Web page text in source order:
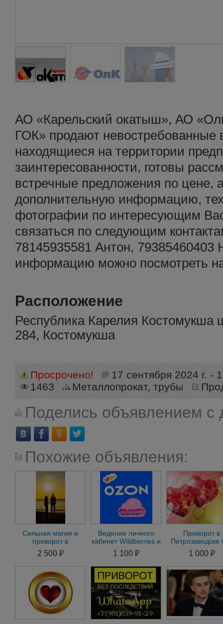
АО «Карельский окатыш», АО
ГОК» продают невостребованные
находящиеся на территории
заинтересованности, готовы
встречные предложения по цене,
дополнительную информацию,
фотографии по интересующим
связаться по следующим
78145935581 Антон, 79385460403
информацию можно посмотреть
Расположение
Республика Карелия Костомукша
284, Костомукша
Просрочено!
17 сентября 2024 г. -
1463
Металлопрокат, трубы
Поделись объявлением с
Похожие объявления:
Сильная магия и
приворот в
Петрозаводске
2 500 ₽
Ведение личного
кабинет Wildberries и
Ozon
1 100 ₽
Приворот в
Петрозаводске
Греха и
Приворот
Жены
1 000 ₽